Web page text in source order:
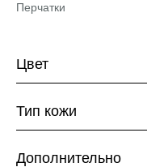
Перчатки
Цвет
Тип кожи
Дополнительно